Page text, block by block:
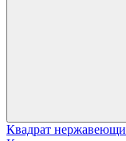
Квадрат